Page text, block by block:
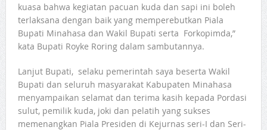
kuasa bahwa kegiatan pacuan kuda dan sapi ini boleh
terlaksana dengan baik yang memperebutkan Piala
Bupati Minahasa dan Wakil Bupati serta Forkopimda,”
kata Bupati Royke Roring dalam sambutannya.
Lanjut Bupati, selaku pemerintah saya beserta Wakil
Bupati dan seluruh masyarakat Kabupaten Minahasa
menyampaikan selamat dan terima kasih kepada Pordasi
sulut, pemilik kuda, joki dan pelatih yang sukses
memenangkan Piala Presiden di Kejurnas seri-I dan Seri-